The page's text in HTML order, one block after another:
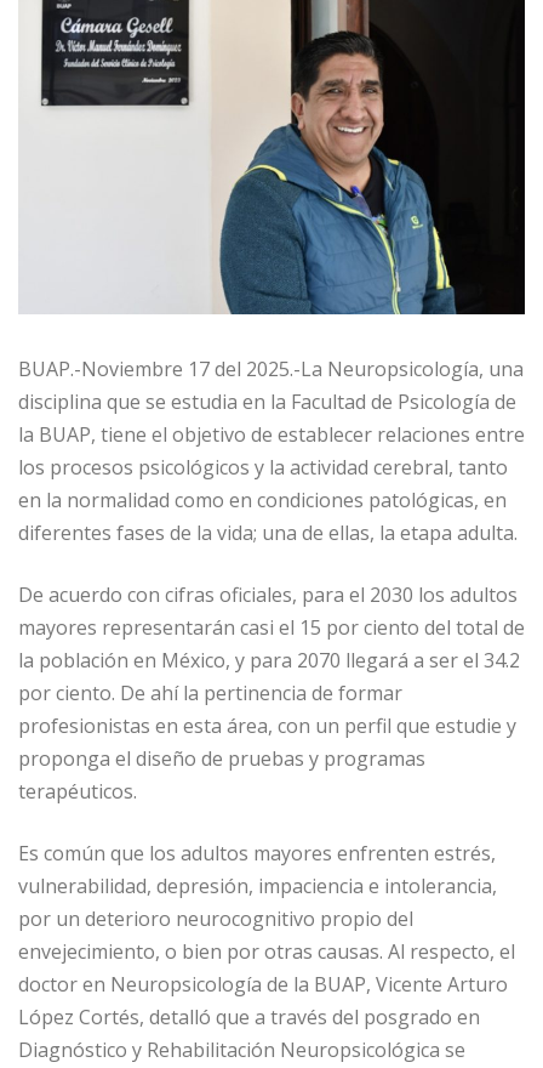
BUAP.-Noviembre 17 del 2025.-La Neuropsicología, una
disciplina que se estudia en la Facultad de Psicología de
la BUAP, tiene el objetivo de establecer relaciones entre
los procesos psicológicos y la actividad cerebral, tanto
en la normalidad como en condiciones patológicas, en
diferentes fases de la vida; una de ellas, la etapa adulta.
De acuerdo con cifras oficiales, para el 2030 los adultos
mayores representarán casi el 15 por ciento del total de
la población en México, y para 2070 llegará a ser el 34.2
por ciento. De ahí la pertinencia de formar
profesionistas en esta área, con un perfil que estudie y
proponga el diseño de pruebas y programas
terapéuticos.
Es común que los adultos mayores enfrenten estrés,
vulnerabilidad, depresión, impaciencia e intolerancia,
por un deterioro neurocognitivo propio del
envejecimiento, o bien por otras causas. Al respecto, el
doctor en Neuropsicología de la BUAP, Vicente Arturo
López Cortés, detalló que a través del posgrado en
Diagnóstico y Rehabilitación Neuropsicológica se